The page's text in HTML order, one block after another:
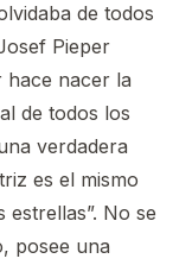
de todos
Pieper
hace nacer la
de todos los
verdadera
es el mismo
estrellas”. No se
posee una